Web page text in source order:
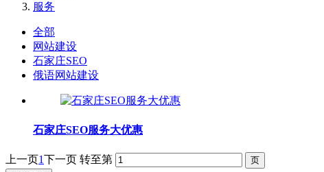
服务
全部
网站建设
石家庄SEO
俄语网站建设
石家庄SEO服务大优惠
上一页1下一页 转至第